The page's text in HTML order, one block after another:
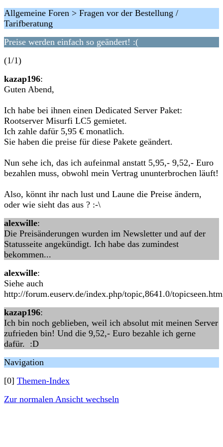
Allgemeine Foren > Fragen vor der Bestellung /
Tarifberatung
Preise werden einfach so geändert! :(
(1/1)
kazap196:
Guten Abend,
Ich habe bei ihnen einen Dedicated Server Paket:
Rootserver Misurfi LC5 gemietet.
Ich zahle dafür 5,95 € monatlich.
Sie haben die preise für diese Pakete geändert.
Nun sehe ich, das ich aufeinmal anstatt 5,95,- 9,52,- Euro
bezahlen muss, obwohl mein Vertrag ununterbrochen läuft!
Also, könnt ihr nach lust und Laune die Preise ändern,
oder wie sieht das aus ? :-\
alexwille:
Die Preisänderungen wurden im Newsletter und auf der
Statusseite angekündigt. Ich habe das zumindest
bekommen...
alexwille:
Siehe auch
http://forum.euserv.de/index.php/topic,8641.0/
kazap196:
Ich bin noch geblieben, weil ich absolut mit meinen Server
zufrieden bin! Und die 9,52,- Euro bezahle ich gerne
dafür. :D
Navigation
[0] Themen-Index
Zur normalen Ansicht wechseln